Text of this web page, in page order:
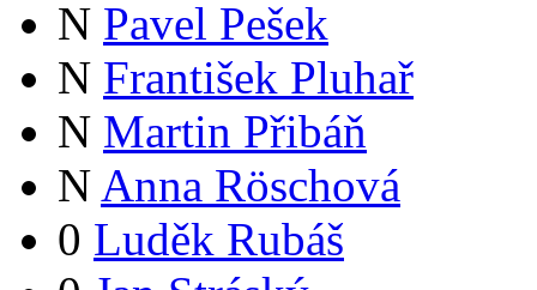
N Pavel Pešek
N František Pluhař
N Martin Přibáň
N Anna Röschová
0 Luděk Rubáš